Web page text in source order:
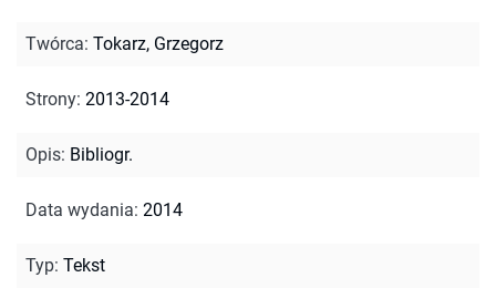
Twórca: Tokarz, Grzegorz
Strony: 2013-2014
Opis: Bibliogr.
Data wydania: 2014
Typ: Tekst